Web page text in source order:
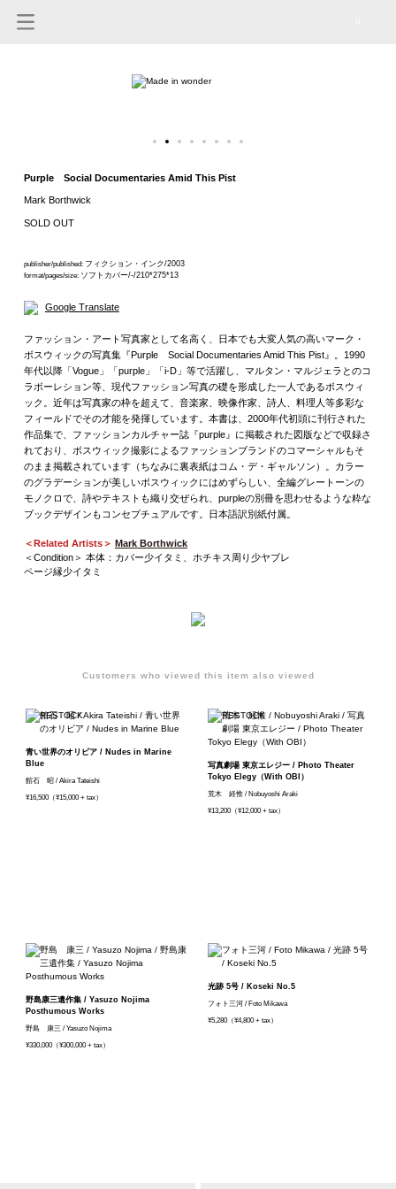
Purple Social Documentaries Amid This Pist
Mark Borthwick
SOLD OUT
publisher/published: フィクション・インク/2003
format/pages/size: ソフトカバー/-/210*275*13
Google Translate
ファッション・アート写真家として名高く、日本でも大変人気の高いマーク・
ボスウィックの写真集『Purple Social Documentaries Amid This Pist』。1990
年代以降「Vogue」「purple」「i-D」等で活躍し、マルタン・マルジェラとのコ
ラボーレション等、現代ファッション写真の礎を形成した一人であるボスウィ
ック。近年は写真家の枠を超えて、音楽家、映像作家、詩人、料理人等多彩な
フィールドでその才能を発揮しています。本書は、2000年代初頭に刊行された
作品集で、ファッションカルチャー誌『purple』に掲載された図版などで収録さ
れており、ボスウィック撮影によるファッションブランドのコマーシャルもそ
のまま掲載されています（ちなみに裏表紙はコム・デ・ギャルソン）。カラー
のグラデーションが美しいボスウィックにはめずらしい、全編グレートーンの
モノクロで、詩やテキストも織り交ぜられ、purpleの別冊を思わせるような粋な
ブックデザインもコンセプチュアルです。日本語訳別紙付属。
＜Related Artists＞ Mark Borthwick
＜Condition＞ 本体：カバー少イタミ、ホチキス周り少ヤブレ
ページ縁少イタミ
Customers who viewed this item also viewed
青い世界のオリビア / Nudes in Marine
Blue
館石 昭 / Akira Tateishi
¥16,500（¥15,000 + tax）
写真劇場 東京エレジー / Photo Theater
Tokyo Elegy（With OBI）
荒木 経惟 / Nobuyoshi Araki
¥13,200（¥12,000 + tax）
野島康三遺作集 / Yasuzo Nojima
Posthumous Works
野島 康三 / Yasuzo Nojima
¥330,000（¥300,000 + tax）
光跡 5号 / Koseki No.5
フォト三河 / Foto Mikawa
¥5,280（¥4,800 + tax）